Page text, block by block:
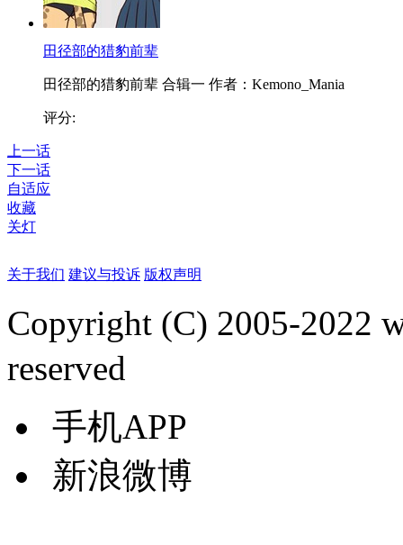
田径部的猎豹前辈
田径部的猎豹前辈 合辑一 作者：Kemono_Mania
评分:
上一话
下一话
自适应
收藏
关灯
关于我们 建议与投诉 版权声明
Copyright (C) 2005-2022
reserved
手机APP
新浪微博